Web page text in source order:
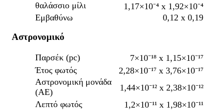
θαλάσσιο μίλι
1,17×10⁻⁴ x 1,92×10⁻⁴
Εμβαθύνω
0,12 x 0,19
Αστρονομικό
Παρσέκ (pc)
7×10⁻¹⁸ x 1,15×10⁻¹⁷
Έτος φωτός
2,28×10⁻¹⁷ x 3,76×10⁻¹⁷
Αστρονομική μονάδα
(AE)
1,44×10⁻¹² x 2,38×10⁻¹²
Λεπτό φωτός
1,2×10⁻¹¹ x 1,98×10⁻¹¹